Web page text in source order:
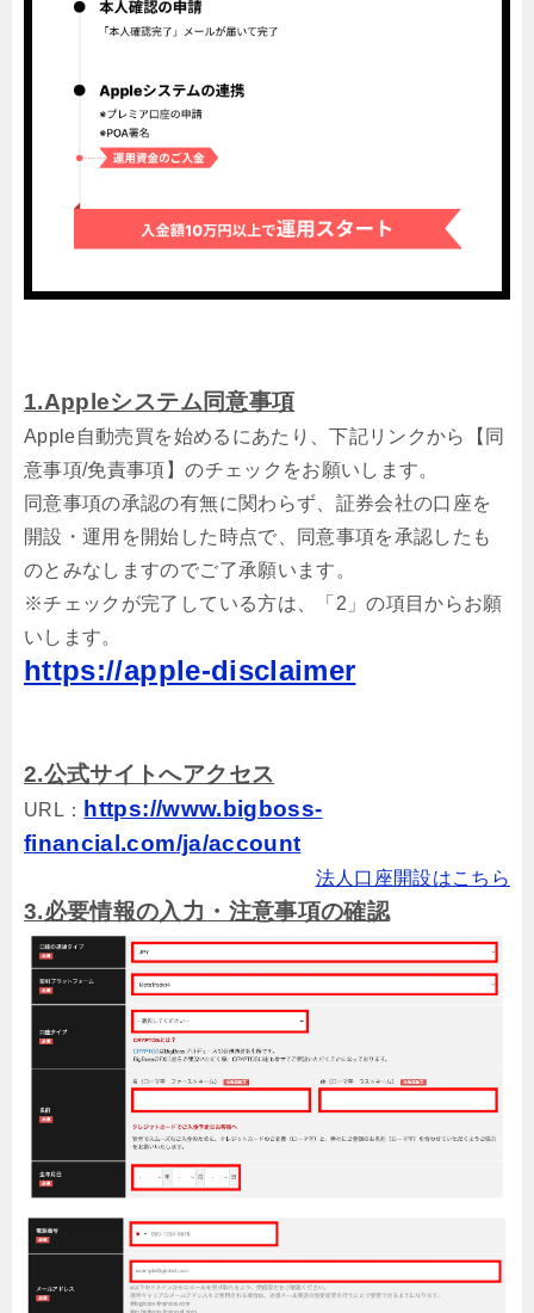
1.Appleシステム同意事項
Apple自動売買を始めるにあたり、下記リンクから【同
意事項/免責事項】のチェックをお願いします。
同意事項の承認の有無に関わらず、証券会社の口座を
開設・運用を開始した時点で、同意事項を承認したも
のとみなしますのでご了承願います。
※チェックが完了している方は、「2」の項目からお願
いします。
https://apple-disclaimer
2.公式サイトへアクセス
URL： https://www.bigboss-
financial.com/ja/account
法人口座開設はこちら
3.必要情報の入力・注意事項の確認